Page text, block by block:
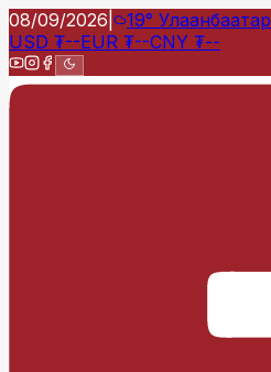
08/09/2026 19° Улаанбаатар
USD ₮--EUR ₮--CNY ₮--